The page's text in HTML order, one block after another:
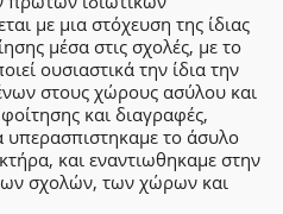
με μια στόχευση της ίδιας
μέσα στις σχολές, με το
ουσιαστικά την ίδια την
στους χώρους ασύλου και
και διαγραφές,
υπερασπιστηκαμε το άσυλο
και εναντιωθηκαμε στην
σχολών, των χώρων και